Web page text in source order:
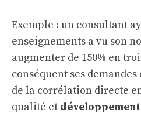
Exemple : un consultant
enseignements a vu son
augmenter de 150% en
conséquent ses
de la corrélation directe
qualité et